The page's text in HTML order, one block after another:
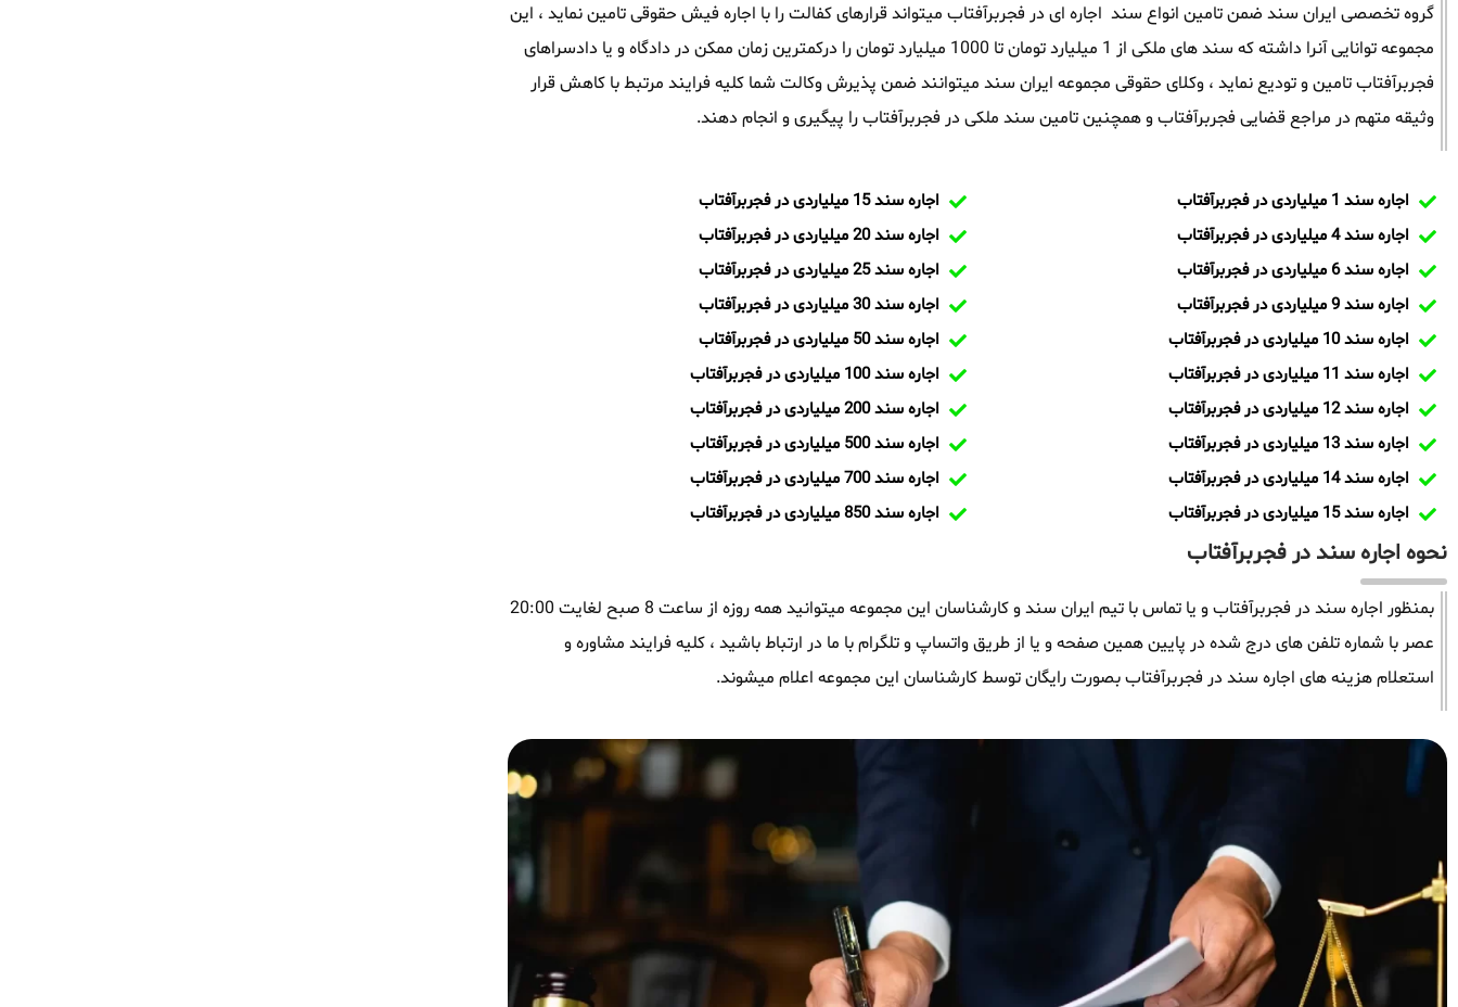
گروه تخصصی ایران سند ضمن تامین انواع سند اجاره ای در فجربرآفتاب میتواند قرارهای کفالت را با اجاره فیش حقوقی تامین نماید ، این
مجموعه توانایی آنرا داشته که سند های ملکی از 1 میلیارد تومان تا 1000 میلیارد تومان را درکمترین زمان ممکن در دادگاه و یا دادسراهای
فجربرآفتاب تامین و تودیع نماید ، وکلای حقوقی مجموعه ایران سند میتوانند ضمن پذیرش وکالت شما کلیه فرایند مرتبط با کاهش قرار
وثیقه متهم در مراجع قضایی فجربرآفتاب و همچنین تامین سند ملکی در فجربرآفتاب را پیگیری و انجام دهند.
اجاره سند 1 میلیاردی در فجربرآفتاب
اجاره سند 4 میلیاردی در فجربرآفتاب
اجاره سند 6 میلیاردی در فجربرآفتاب
اجاره سند 9 میلیاردی در فجربرآفتاب
اجاره سند 10 میلیاردی در فجربرآفتاب
اجاره سند 11 میلیاردی در فجربرآفتاب
اجاره سند 12 میلیاردی در فجربرآفتاب
اجاره سند 13 میلیاردی در فجربرآفتاب
اجاره سند 14 میلیاردی در فجربرآفتاب
اجاره سند 15 میلیاردی در فجربرآفتاب
اجاره سند 15 میلیاردی در فجربرآفتاب
اجاره سند 20 میلیاردی در فجربرآفتاب
اجاره سند 25 میلیاردی در فجربرآفتاب
اجاره سند 30 میلیاردی در فجربرآفتاب
اجاره سند 50 میلیاردی در فجربرآفتاب
اجاره سند 100 میلیاردی در فجربرآفتاب
اجاره سند 200 میلیاردی در فجربرآفتاب
اجاره سند 500 میلیاردی در فجربرآفتاب
اجاره سند 700 میلیاردی در فجربرآفتاب
اجاره سند 850 میلیاردی در فجربرآفتاب
نحوه اجاره سند در فجربرآفتاب
بمنظور اجاره سند در فجربرآفتاب و یا تماس با تیم ایران سند و کارشناسان این مجموعه میتوانید همه روزه از ساعت 8 صبح لغایت 20:00
عصر با شماره تلفن های درج شده در پایین همین صفحه و یا از طریق واتساپ و تلگرام با ما در ارتباط باشید ، کلیه فرایند مشاوره و
استعلام هزینه های اجاره سند در فجربرآفتاب بصورت رایگان توسط کارشناسان این مجموعه اعلام میشوند.